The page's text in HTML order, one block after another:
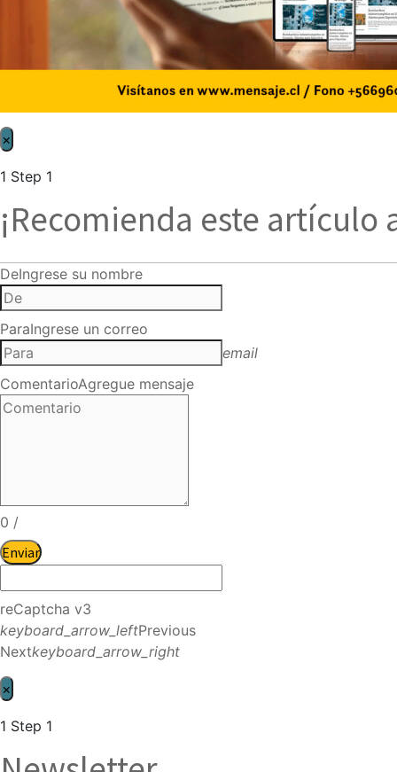
×
1 Step 1
¡Recomienda este artículo
DeIngrese su nombre
ParaIngrese un correo
email
ComentarioAgregue mensaje
0 /
Enviar
reCaptcha v3
keyboard_arrow_leftPrevious
Nextkeyboard_arrow_right
×
1 Step 1